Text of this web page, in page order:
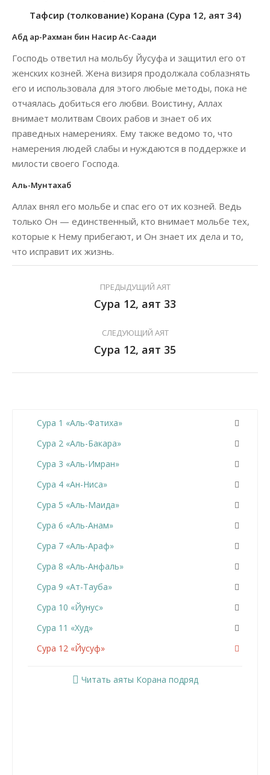
Тафсир (толкование) Корана (Сура 12, аят 34)
Абд ар-Рахман бин Насир Ас-Саади
Господь ответил на мольбу Йусуфа и защитил его от
женских козней. Жена визиря продолжала соблазнять
его и использовала для этого любые методы, пока не
отчаялась добиться его любви. Воистину, Аллах
внимает молитвам Своих рабов и знает об их
праведных намерениях. Ему также ведомо то, что
намерения людей слабы и нуждаются в поддержке и
милости своего Господа.
Аль-Мунтахаб
Аллах внял его мольбе и спас его от их козней. Ведь
только Он — единственный, кто внимает мольбе тех,
которые к Нему прибегают, и Он знает их дела и то,
что исправит их жизнь.
ПРЕДЫДУЩИЙ АЯТ
Сура 12, аят 33
СЛЕДУЮЩИЙ АЯТ
Сура 12, аят 35
Сура 1 «Аль-Фатиха»
Сура 2 «Аль-Бакара»
Сура 3 «Аль-Имран»
Сура 4 «Ан-Ниса»
Сура 5 «Аль-Маида»
Сура 6 «Аль-Анам»
Сура 7 «Аль-Араф»
Сура 8 «Аль-Анфаль»
Сура 9 «Ат-Тауба»
Сура 10 «Йунус»
Сура 11 «Худ»
Сура 12 «Йусуф»
Читать аяты Корана подряд